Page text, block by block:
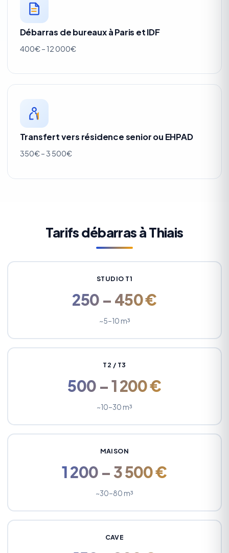
Débarras de bureaux à Paris et IDF
400€ – 12 000€
Transfert vers résidence senior ou EHPAD
350€ – 3 500€
Tarifs débarras à Thiais
STUDIO T1
250 – 450 €
~5–10 m³
T2 / T3
500 – 1 200 €
~10–30 m³
MAISON
1 200 – 3 500 €
~30–80 m³
CAVE